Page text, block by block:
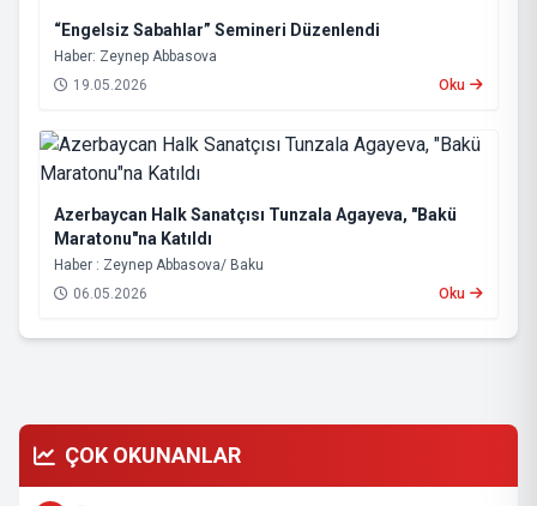
“Engelsiz Sabahlar” Semineri Düzenlendi
Haber: Zeynep Abbasova
19.05.2026
Oku
Azerbaycan Halk Sanatçısı Tunzala Agayeva, "Bakü
Maratonu"na Katıldı
Haber : Zeynep Abbasova/ Baku
06.05.2026
Oku
ÇOK OKUNANLAR